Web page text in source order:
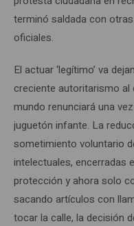
terminó saldada con
oficiales.
El actuar ‘legítimo’ va
creciente autoritarismo al
mundo renunciará una
juguetón infante. La
sometimiento voluntario
intelectuales, encerradas
protección y ahora solo
sacando artículos con
tocar la calle, la decisión